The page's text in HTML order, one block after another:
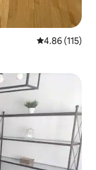
औसत रेटिंग 5 में से
4.86 (115)